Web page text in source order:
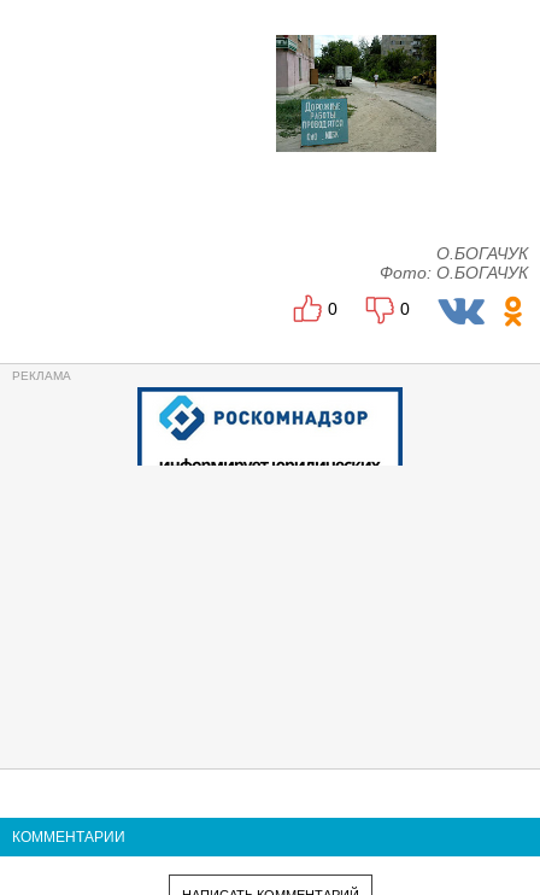
О.БОГАЧУК
Фото: О.БОГАЧУК
0
0
КОММЕНТАРИИ